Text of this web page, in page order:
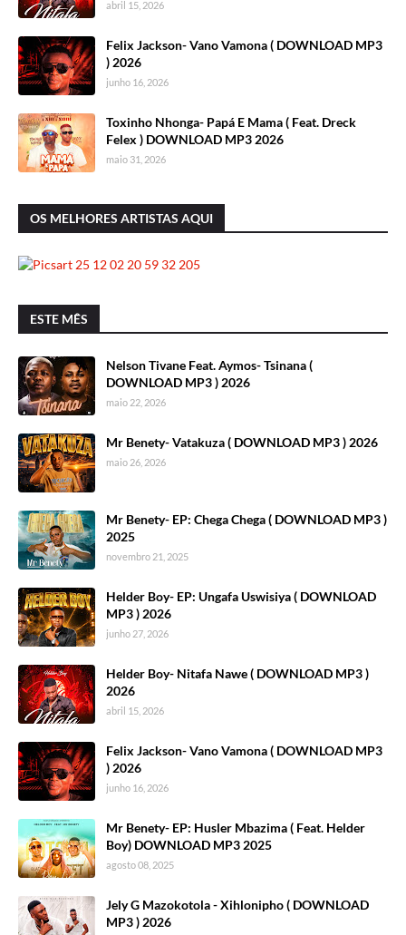
abril 15, 2026
Felix Jackson- Vano Vamona ( DOWNLOAD MP3
) 2026
junho 16, 2026
Toxinho Nhonga- Papá E Mama ( Feat. Dreck
Felex ) DOWNLOAD MP3 2026
maio 31, 2026
OS MELHORES ARTISTAS AQUI
ESTE MÊS
Nelson Tivane Feat. Aymos- Tsinana (
DOWNLOAD MP3 ) 2026
maio 22, 2026
Mr Benety- Vatakuza ( DOWNLOAD MP3 ) 2026
maio 26, 2026
Mr Benety- EP: Chega Chega ( DOWNLOAD MP3 )
2025
novembro 21, 2025
Helder Boy- EP: Ungafa Uswisiya ( DOWNLOAD
MP3 ) 2026
junho 27, 2026
Helder Boy- Nitafa Nawe ( DOWNLOAD MP3 )
2026
abril 15, 2026
Felix Jackson- Vano Vamona ( DOWNLOAD MP3
) 2026
junho 16, 2026
Mr Benety- EP: Husler Mbazima ( Feat. Helder
Boy) DOWNLOAD MP3 2025
agosto 08, 2025
Jely G Mazokotola - Xihlonipho ( DOWNLOAD
MP3 ) 2026